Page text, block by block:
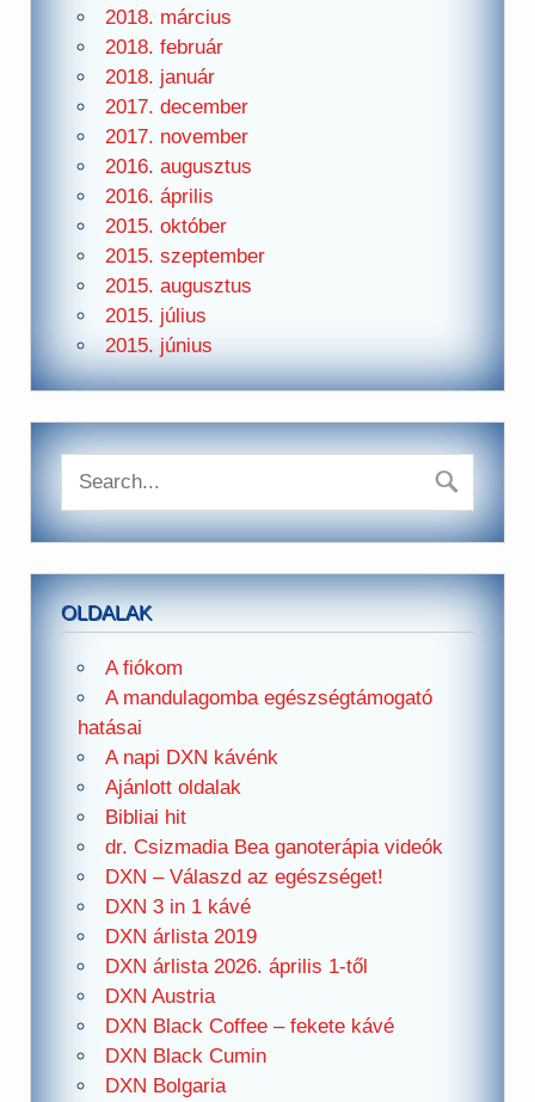
2018. március
2018. február
2018. január
2017. december
2017. november
2016. augusztus
2016. április
2015. október
2015. szeptember
2015. augusztus
2015. július
2015. június
OLDALAK
A fiókom
A mandulagomba egészségtámogató
hatásai
A napi DXN kávénk
Ajánlott oldalak
Bibliai hit
dr. Csizmadia Bea ganoterápia videók
DXN – Válaszd az egészséget!
DXN 3 in 1 kávé
DXN árlista 2019
DXN árlista 2026. április 1-től
DXN Austria
DXN Black Coffee – fekete kávé
DXN Black Cumin
DXN Bolgaria